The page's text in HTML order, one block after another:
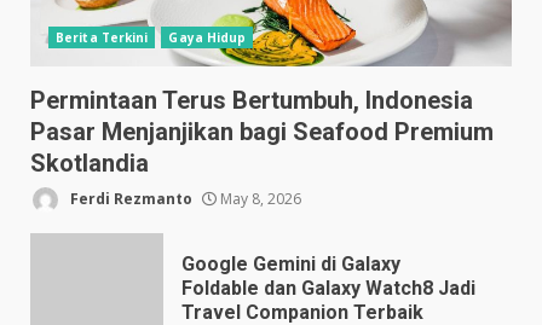
Berita Terkini Gaya Hidup
Permintaan Terus Bertumbuh, Indonesia
Pasar Menjanjikan bagi Seafood Premium
Skotlandia
Ferdi Rezmanto May 8, 2026
Google Gemini di Galaxy
Foldable dan Galaxy Watch8 Jadi
Travel Companion Terbaik